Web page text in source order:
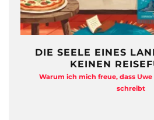
DIE SEELE EINES
KEINEN
Warum ich mich freue, dass
schreibt